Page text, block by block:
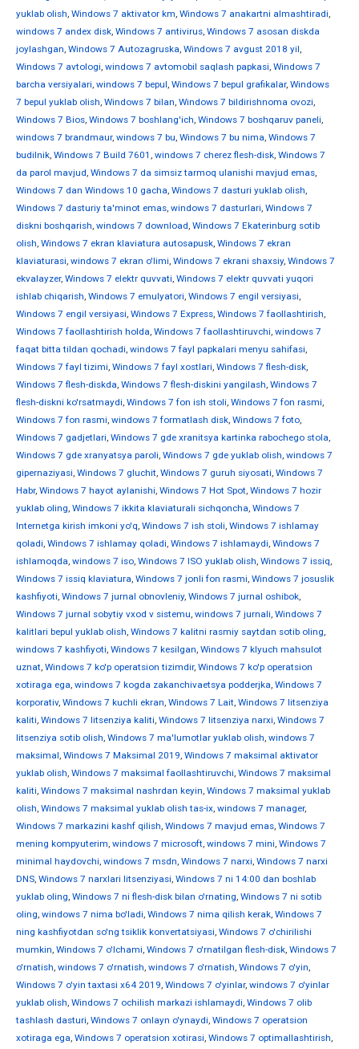
yuklab olish, Windows 7 aktivator km, Windows 7 anakartni almashtiradi,
windows 7 andex disk, Windows 7 antivirus, Windows 7 asosan diskda
joylashgan, Windows 7 Autozagruska, Windows 7 avgust 2018 yil,
Windows 7 avtologi, windows 7 avtomobil saqlash papkasi, Windows 7
barcha versiyalari, windows 7 bepul, Windows 7 bepul grafikalar, Windows
7 bepul yuklab olish, Windows 7 bilan, Windows 7 bildirishnoma ovozi,
Windows 7 Bios, Windows 7 boshlang'ich, Windows 7 boshqaruv paneli,
windows 7 brandmaur, windows 7 bu, Windows 7 bu nima, Windows 7
budilnik, Windows 7 Build 7601 , windows 7 cherez flesh-disk, Windows 7
da parol mavjud, Windows 7 da simsiz tarmoq ulanishi mavjud emas,
Windows 7 dan Windows 10 gacha, Windows 7 dasturi yuklab olish,
Windows 7 dasturiy ta'minot emas, windows 7 dasturlari, Windows 7
diskni boshqarish, windows 7 download, Windows 7 Ekaterinburg sotib
olish, Windows 7 ekran klaviatura autosapusk, Windows 7 ekran
klaviaturasi, windows 7 ekran o'limi, Windows 7 ekrani shaxsiy, Windows 7
ekvalayzer, Windows 7 elektr quvvati, Windows 7 elektr quvvati yuqori
ishlab chiqarish, Windows 7 emulyatori, Windows 7 engil versiyasi,
Windows 7 engil versiyasi, Windows 7 Express, Windows 7 faollashtirish,
Windows 7 faollashtirish holda, Windows 7 faollashtiruvchi, windows 7
faqat bitta tildan qochadi, windows 7 fayl papkalari menyu sahifasi,
Windows 7 fayl tizimi, Windows 7 fayl xostlari, Windows 7 flesh-disk,
Windows 7 flesh-diskda, Windows 7 flesh-diskini yangilash, Windows 7
flesh-diskni ko'rsatmaydi, Windows 7 fon ish stoli, Windows 7 fon rasmi,
Windows 7 fon rasmi, windows 7 formatlash disk, Windows 7 foto,
Windows 7 gadjetlari, Windows 7 gde xranitsya kartinka rabochego stola,
Windows 7 gde xranyatsya paroli, Windows 7 gde yuklab olish, windows 7
gipernaziyasi, Windows 7 gluchit, Windows 7 guruh siyosati, Windows 7
Habr, Windows 7 hayot aylanishi, Windows 7 Hot Spot, Windows 7 hozir
yuklab oling, Windows 7 ikkita klaviaturali sichqoncha, Windows 7
Internetga kirish imkoni yo'q, Windows 7 ish stoli, Windows 7 ishlamay
qoladi, Windows 7 ishlamay qoladi, Windows 7 ishlamaydi, Windows 7
ishlamoqda, windows 7 iso, Windows 7 ISO yuklab olish, Windows 7 issiq,
Windows 7 issiq klaviatura, Windows 7 jonli fon rasmi, Windows 7 josuslik
kashfiyoti, Windows 7 jurnal obnovleniy, Windows 7 jurnal oshibok,
Windows 7 jurnal sobytiy vxod v sistemu, windows 7 jurnali, Windows 7
kalitlari bepul yuklab olish, Windows 7 kalitni rasmiy saytdan sotib oling,
windows 7 kashfiyoti, Windows 7 kesilgan, Windows 7 klyuch mahsulot
uznat, Windows 7 ko'p operatsion tizimdir, Windows 7 ko'p operatsion
xotiraga ega, windows 7 kogda zakanchivaetsya podderjka, Windows 7
korporativ, Windows 7 kuchli ekran, Windows 7 Lait, Windows 7 litsenziya
kaliti, Windows 7 litsenziya kaliti, Windows 7 litsenziya narxi, Windows 7
litsenziya sotib olish, Windows 7 ma'lumotlar yuklab olish, windows 7
maksimal, Windows 7 Maksimal 2019, Windows 7 maksimal aktivator
yuklab olish, Windows 7 maksimal faollashtiruvchi, Windows 7 maksimal
kaliti, Windows 7 maksimal nashrdan keyin, Windows 7 maksimal yuklab
olish, Windows 7 maksimal yuklab olish tas-ix, windows 7 manager,
Windows 7 markazini kashf qilish, Windows 7 mavjud emas, Windows 7
mening kompyuterim, windows 7 microsoft, windows 7 mini, Windows 7
minimal haydovchi, windows 7 msdn, Windows 7 narxi, Windows 7 narxi
DNS, Windows 7 narxlari litsenziyasi, Windows 7 ni 14:00 dan boshlab
yuklab oling, Windows 7 ni flesh-disk bilan o'rnating, Windows 7 ni sotib
oling, windows 7 nima bo'ladi, Windows 7 nima qilish kerak, Windows 7
ning kashfiyotdan so'ng tsiklik konvertatsiyasi, Windows 7 o'chirilishi
mumkin, Windows 7 o'lchami, Windows 7 o'rnatilgan flesh-disk, Windows 7
o'rnatish, windows 7 o'rnatish, windows 7 o'rnatish, Windows 7 o'yin,
Windows 7 o'yin taxtasi x64 2019, Windows 7 o'yinlar, windows 7 o'yinlar
yuklab olish, Windows 7 ochilish markazi ishlamaydi, Windows 7 olib
tashlash dasturi, Windows 7 onlayn o'ynaydi, Windows 7 operatsion
xotiraga ega, Windows 7 operatsion xotirasi, Windows 7 optimallashtirish,